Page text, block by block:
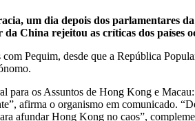
um dia depois dos parlamentares
China rejeitou as críticas dos países
Pequim, desde que a República
os Assuntos de Hong Kong e
afirma o organismo em comunicado.
afundar Hong Kong no caos”,